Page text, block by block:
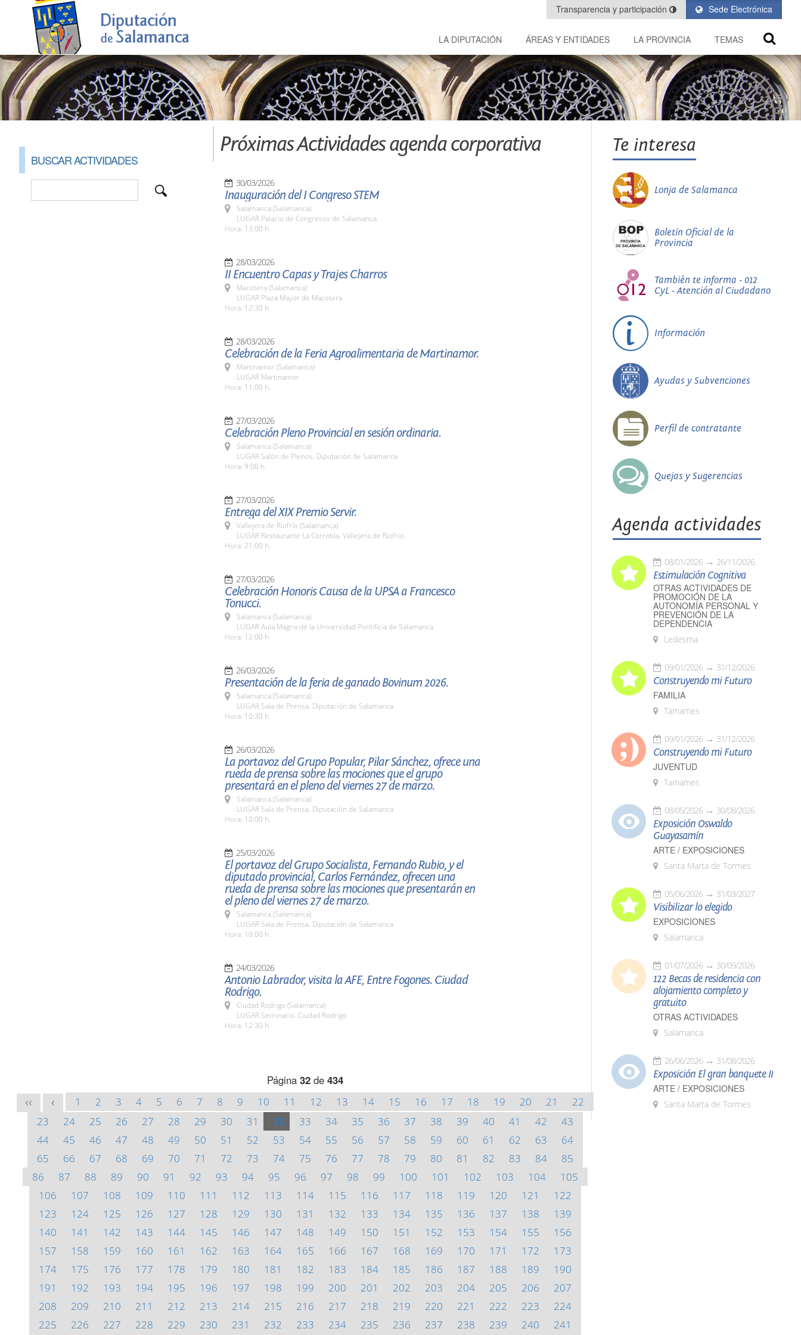
Sede Electrónica
Transparencia y participación
LA DIPUTACIÓN ÁREAS Y ENTIDADES LA PROVINCIA TEMAS
BUSCAR ACTIVIDADES
Próximas Actividades agenda corporativa
30/03/2026
Inauguración del I Congreso STEM
Salamanca (Salamanca)
LUGAR Palacio de Congresos de Salamanca
Hora: 13:00 h.
28/03/2026
II Encuentro Capas y Trajes Charros
Macotera (Salamanca)
LUGAR Plaza Mayor de Macotera
Hora: 12:30 h.
28/03/2026
Celebración de la Feria Agroalimentaria de Martinamor.
Martinamor (Salamanca)
LUGAR Martinamor
Hora: 11:00 h.
27/03/2026
Celebración Pleno Provincial en sesión ordinaria.
Salamanca (Salamanca)
LUGAR Salón de Plenos. Diputación de Salamanca
Hora: 9:00 h.
27/03/2026
Entrega del XIX Premio Servir.
Vallejera de Riofrío (Salamanca)
LUGAR Restaurante La Corrobla. Vallejera de Riofrío
Hora: 21:00 h.
27/03/2026
Celebración Honoris Causa de la UPSA a Francesco
Tonucci.
Salamanca (Salamanca)
LUGAR Aula Magna de la Universidad Pontificia de Salamanca
Hora: 12:00 h
26/03/2026
Presentación de la feria de ganado Bovinum 2026.
Salamanca (Salamanca)
LUGAR Sala de Prensa. Diputación de Salamanca
Hora: 10:30 h.
26/03/2026
La portavoz del Grupo Popular, Pilar Sánchez, ofrece una
rueda de prensa sobre las mociones que el grupo
presentará en el pleno del viernes 27 de marzo.
Salamanca (Salamanca)
LUGAR Sala de Prensa. Diputación de Salamanca
Hora: 10:00 h.
25/03/2026
El portavoz del Grupo Socialista, Fernando Rubio, y el
diputado provincial, Carlos Fernández, ofrecen una
rueda de prensa sobre las mociones que presentarán en
el pleno del viernes 27 de marzo.
Salamanca (Salamanca)
LUGAR Sala de Prensa. Diputación de Salamanca
Hora: 10:00 h.
24/03/2026
Antonio Labrador, visita la AFE, Entre Fogones. Ciudad
Rodrigo.
Ciudad Rodrigo (Salamanca)
LUGAR Seminario. Ciudad Rodrigo
Hora: 12:30 h.
Página 32 de 434
<< < 1 2 3 4 5 6 7 8 9 10 11 12 13 14 15 16 17 18 19 20 21
22
23
24 25 26 27 28 29 30 31 32 33 34 35 36 37 38 39 40 41 42
43
44
45 46 47 48 49 50 51 52 53 54 55 56 57 58 59 60 61 62 63
64
65
66 67 68 69 70 71 72 73 74 75 76 77 78 79 80 81 82 83 84
85
86
87 88 89 90 91 92 93 94 95 96 97 98 99 100 101 102 103 104
105
106
107 108 109 110 111 112 113 114 115 116 117 118 119 120 121
122
123
124 125 126 127 128 129 130 131 132 133 134 135 136 137 138
139
140
141 142 143 144 145 146 147 148 149 150 151 152 153 154 155
156
157
158 159 160 161 162 163 164 165 166 167 168 169 170 171 172
173
174
175 176 177 178 179 180 181 182 183 184 185 186 187 188 189
190
191
192 193 194 195 196 197 198 199 200 201 202 203 204 205 206
207
208
209 210 211 212 213 214 215 216 217 218 219 220 221 222 223
224
225
226 227 228 229 230 231 232 233 234 235 236 237 238 239 240 241
Te interesa
Lonja de Salamanca
Boletín Oficial de la
Provincia
También te informa - 012
CyL - Atención al Ciudadano
Información
Ayudas y Subvenciones
Perfil de contratante
Quejas y Sugerencias
Agenda actividades
08/01/2026 26/11/2026
Estimulación Cognitiva
OTRAS ACTIVIDADES DE
PROMOCIÓN DE LA
AUTONOMÍA PERSONAL Y
PREVENCIÓN DE LA
DEPENDENCIA
Ledesma
09/01/2026 31/12/2026
Construyendo mi Futuro
FAMILIA
Tamames
09/01/2026 31/12/2026
Construyendo mi Futuro
JUVENTUD
Tamames
08/05/2026 30/08/2026
Exposición Oswaldo
Guayasamín
ARTE / EXPOSICIONES
Santa Marta de Tormes
05/06/2026 31/03/2027
Visibilizar lo elegido
EXPOSICIONES
Salamanca
01/07/2026 30/09/2026
122 Becas de residencia con
alojamiento completo y
gratuito
OTRAS ACTIVIDADES
Salamanca
26/06/2026 31/08/2026
Exposición El gran banquete II
ARTE / EXPOSICIONES
Santa Marta de Tormes